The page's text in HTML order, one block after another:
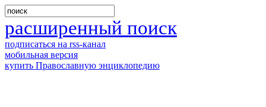
расширенный поиск
подписаться на rss-канал
мобильная версия
купить Православную энциклопедию